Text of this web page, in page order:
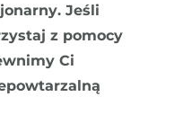
Jeśli
z pomocy
Ci